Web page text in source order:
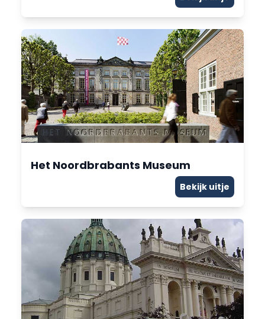
Het Noordbrabants Museum
Bekijk uitje